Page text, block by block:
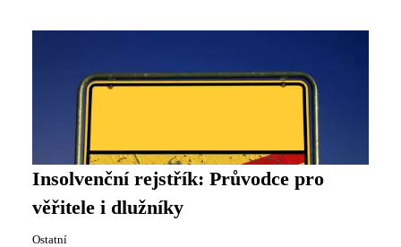
Insolvenční rejstřík: Průvodce pro
věřitele i dlužníky
Ostatní